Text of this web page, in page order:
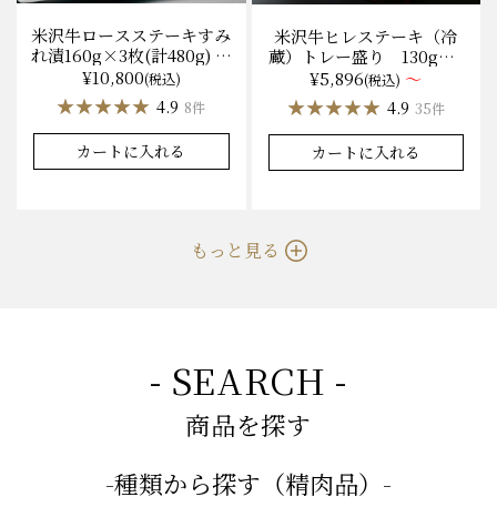
米沢牛ロースステーキすみ
れ漬160g×3枚(計480g) 木
箱入 味噌酒粕漬け/冷蔵
送料無料
¥10,800(税込)
★★★★★
★★★★★ 4.9 8件
カートに入れる
米沢牛ヒレステーキ（冷
蔵）トレー盛り 130g×1
枚から量り売り
¥5,896(税込) ～
★★★★★
★★★★★ 4.9 35件
カートに入れる
もっと見る
- SEARCH -
商品を探す
-種類から探す（精肉品）-